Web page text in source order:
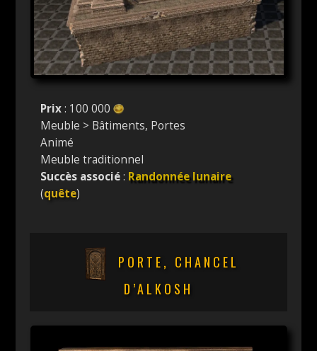
Prix: 100 000
Meuble > Bâtiments, Portes
Animé
Meuble traditionnel
Succès associé: Randonnée lunaire
(quête)
PORTE, CHANCEL
D’ALKOSH